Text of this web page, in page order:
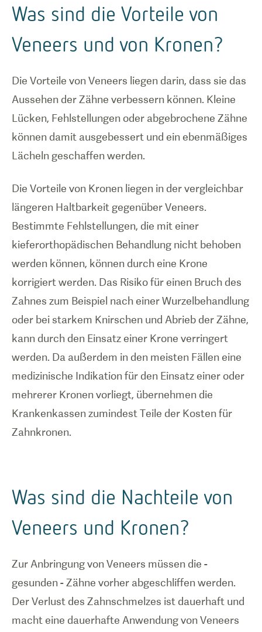
Was sind die Vorteile von
Veneers und von Kronen?
Die Vorteile von Veneers liegen darin, dass sie das
Aussehen der Zähne verbessern können. Kleine
Lücken, Fehlstellungen oder abgebrochene Zähne
können damit ausgebessert und ein ebenmäßiges
Lächeln geschaffen werden.
Die Vorteile von Kronen liegen in der vergleichbar
längeren Haltbarkeit gegenüber Veneers.
Bestimmte Fehlstellungen, die mit einer
kieferorthopädischen Behandlung nicht behoben
werden können, können durch eine Krone
korrigiert werden. Das Risiko für einen Bruch des
Zahnes zum Beispiel nach einer Wurzelbehandlung
oder bei starkem Knirschen und Abrieb der Zähne,
kann durch den Einsatz einer Krone verringert
werden. Da außerdem in den meisten Fällen eine
medizinische Indikation für den Einsatz einer oder
mehrerer Kronen vorliegt, übernehmen die
Krankenkassen zumindest Teile der Kosten für
Zahnkronen.
Was sind die Nachteile von
Veneers und Kronen?
Zur Anbringung von Veneers müssen die -
gesunden - Zähne vorher abgeschliffen werden.
Der Verlust des Zahnschmelzes ist dauerhaft und
macht eine dauerhafte Anwendung von Veneers